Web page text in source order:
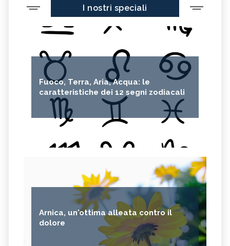
I nostri speciali
Fuoco, Terra, Aria, Acqua: le
caratteristiche dei 12 segni zodiacali
Arnica, un'ottima alleata contro il
dolore